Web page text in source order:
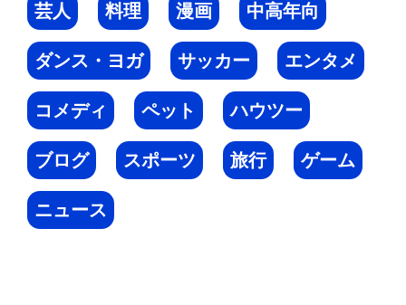
芸人 料理 漫画 中高年向
ダンス・ヨガ サッカー エンタメ
コメディ ペット ハウツー
ブログ スポーツ 旅行 ゲーム
ニュース